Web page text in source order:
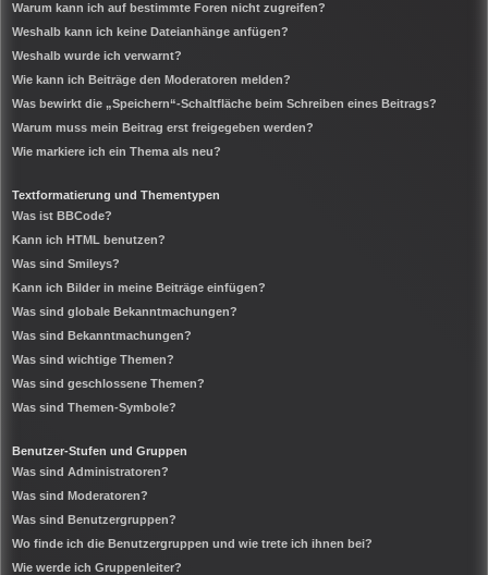
Warum kann ich auf bestimmte Foren nicht zugreifen?
Weshalb kann ich keine Dateianhänge anfügen?
Weshalb wurde ich verwarnt?
Wie kann ich Beiträge den Moderatoren melden?
Was bewirkt die „Speichern“-Schaltfläche beim Schreiben eines Beitrags?
Warum muss mein Beitrag erst freigegeben werden?
Wie markiere ich ein Thema als neu?
Textformatierung und Thementypen
Was ist BBCode?
Kann ich HTML benutzen?
Was sind Smileys?
Kann ich Bilder in meine Beiträge einfügen?
Was sind globale Bekanntmachungen?
Was sind Bekanntmachungen?
Was sind wichtige Themen?
Was sind geschlossene Themen?
Was sind Themen-Symbole?
Benutzer-Stufen und Gruppen
Was sind Administratoren?
Was sind Moderatoren?
Was sind Benutzergruppen?
Wo finde ich die Benutzergruppen und wie trete ich ihnen bei?
Wie werde ich Gruppenleiter?